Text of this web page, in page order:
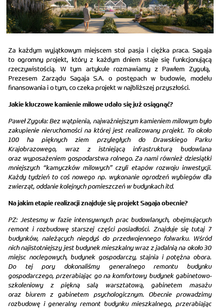
Za każdym wyjątkowym miejscem stoi pasja i ciężka praca. Sagaja
to ogromny projekt, który z każdym dniem staje się funkcjonującą
rzeczywistością. W tym artykule rozmawiamy z Pawłem Zygułą,
Prezesem Zarządu Sagaja S.A. o postępach w budowie, modelu
finansowania i o tym, co czeka projekt w najbliższej przyszłości.
Jakie kluczowe kamienie milowe udało się już osiągnąć?
Paweł Zyguła: Bez wątpienia, najważniejszym kamieniem milowym było
zakupienie nieruchomości na której jest realizowany projekt. To około
100 ha pięknych ziem przyległych do Drawskiego Parku
Krajobrazowego, wraz z istniejącą infrastrukturą budowlana
oraz wyposażeniem gospodarstwa rolnego. Za nami również dziesiątki
mniejszych “kamyczków milowych” czyli etapów rozwoju inwestycji.
Każdy tydzień to coś nowego np. wykonanie ogrodzeń wybiegów dla
zwierząt, oddanie kolejnych pomieszczeń w budynkach itd.
Na jakim etapie realizacji znajduje się projekt Sagaja obecnie?
PZ: Jestesmy w fazie intensywnych prac budowlanych, obejmujących
remont i rozbudowę starszej części posiadłości. Znajduje się tutaj 7
budynków, należących niegdyś do przedwojennego folwarku. Wśród
nich najistotniejszy jest budynek mieszkalny wraz z jadalnią na około 30
miejsc noclegowych, budynek gospodarczy, stajnia i potężna obora.
Do tej pory dokonaliśmy generalnego remontu budynku
gospodarczego, przerabiając go na komfortowy budynek gabinetowo-
szkoleniowy z piękną salą warsztatową, gabinetem masażu
oraz biurem z gabinetem psychologicznym. Obecnie prowadzimy
rozbudowę i generalny remont budynku mieszkalnego, przerabiając